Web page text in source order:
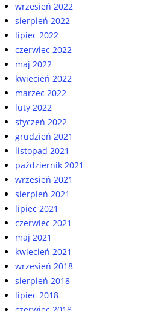
wrzesień 2022
sierpień 2022
lipiec 2022
czerwiec 2022
maj 2022
kwiecień 2022
marzec 2022
luty 2022
styczeń 2022
grudzień 2021
listopad 2021
październik 2021
wrzesień 2021
sierpień 2021
lipiec 2021
czerwiec 2021
maj 2021
kwiecień 2021
wrzesień 2018
sierpień 2018
lipiec 2018